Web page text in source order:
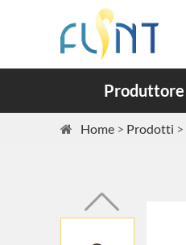
Produttore
Home Prodotti